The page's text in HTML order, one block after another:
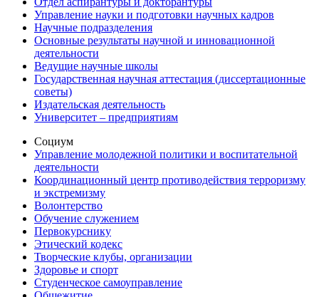
Управление науки и подготовки научных кадров
Научные подразделения
Основные результаты научной и инновационной
деятельности
Ведущие научные школы
Государственная научная аттестация (диссертационные
советы)
Издательская деятельность
Университет – предприятиям
Социум
Управление молодежной политики и воспитательной
деятельности
Координационный центр противодействия терроризму
и экстремизму
Волонтерство
Обучение служением
Первокурснику
Этический кодекс
Творческие клубы, организации
Здоровье и спорт
Студенческое самоуправление